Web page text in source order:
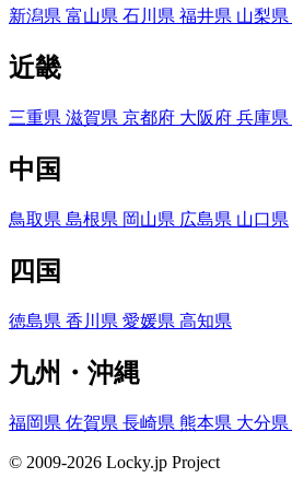
新潟県 富山県 石川県 福井県 山梨県
近畿
三重県 滋賀県 京都府 大阪府 兵庫県
中国
鳥取県 島根県 岡山県 広島県 山口県
四国
徳島県 香川県 愛媛県 高知県
九州・沖縄
福岡県 佐賀県 長崎県 熊本県 大分県
© 2009-2026 Locky.jp Project